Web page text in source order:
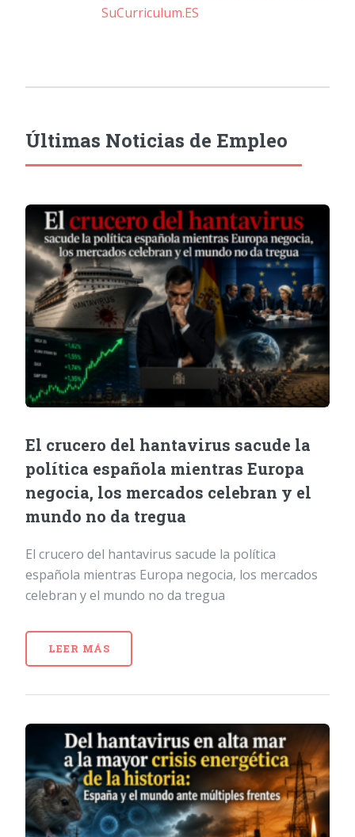
SuCurriculum.ES
Últimas Noticias de Empleo
El crucero del hantavirus sacude la
política española mientras Europa
negocia, los mercados celebran y el
mundo no da tregua
El crucero del hantavirus sacude la política
española mientras Europa negocia, los mercados
celebran y el mundo no da tregua
LEER MÁS